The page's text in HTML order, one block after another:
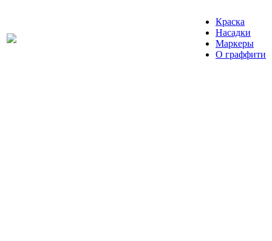
Краска
Насадки
Маркеры
О граффити